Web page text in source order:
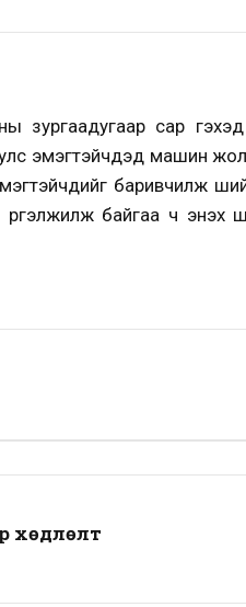
сар гэхэд
улс эмэгтэйчүүдэд машин
баривчилж
байгаа ч энэхүү
хөдлөлт